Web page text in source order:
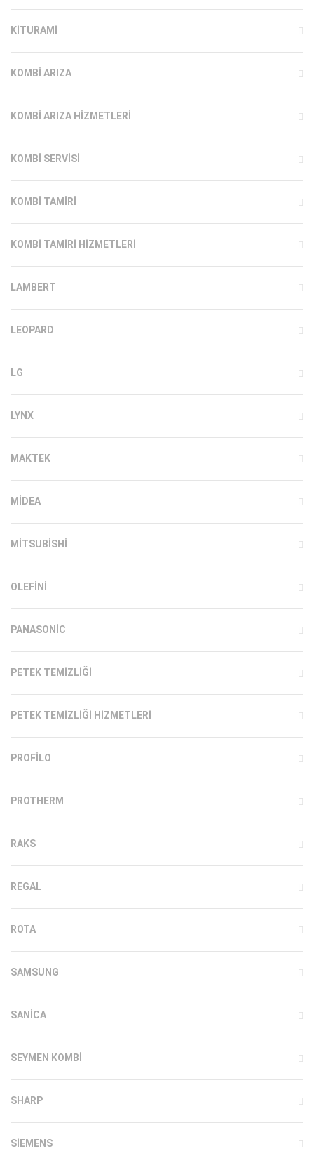
KITURAMI
KOMBI ARIZA
KOMBI ARIZA HIZMETLERI
KOMBI SERVISI
KOMBI TAMIRI
KOMBI TAMIRI HIZMETLERI
LAMBERT
LEOPARD
LG
LYNX
MAKTEK
MIDEA
MITSUBISHI
OLEFINI
PANASONIC
PETEK TEMIZLIĞI
PETEK TEMIZLIĞI HIZMETLERI
PROFILO
PROTHERM
RAKS
REGAL
ROTA
SAMSUNG
SANICA
SEYMEN KOMBI
SHARP
SIEMENS